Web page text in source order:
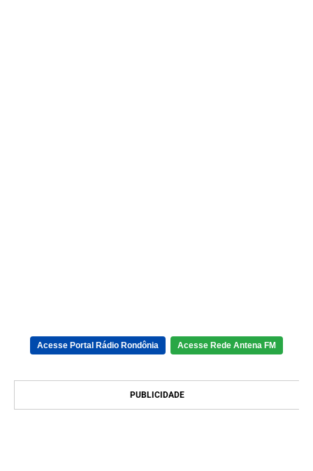
Acesse Portal Rádio Rondônia Acesse Rede Antena FM
PUBLICIDADE